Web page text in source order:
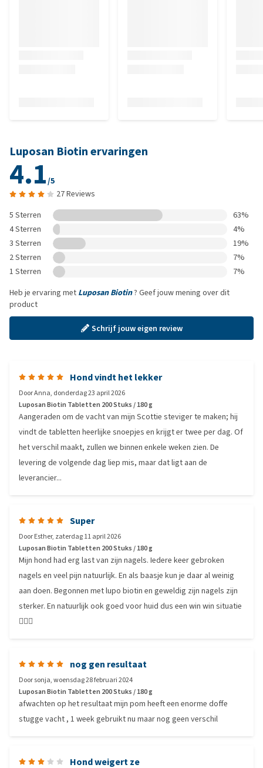
Luposan Biotin ervaringen
4.1/5
27 Reviews
5 Sterren
63%
4 Sterren
4%
3 Sterren
19%
2 Sterren
7%
1 Sterren
7%
Heb je ervaring met Luposan Biotin? Geef jouw mening over dit
product
Schrijf jouw eigen review
Hond vindt het lekker
DoorAnna, donderdag 23 april 2026
Luposan Biotin Tabletten 200 Stuks / 180 g
Aangeraden om de vacht van mijn Scottie steviger te maken; hij
vindt de tabletten heerlijke snoepjes en krijgt er twee per dag. Of
het verschil maakt, zullen we binnen enkele weken zien. De
levering de volgende dag liep mis, maar dat ligt aan de
leverancier...
Super
DoorEsther, zaterdag 11 april 2026
Luposan Biotin Tabletten 200 Stuks / 180 g
Mijn hond had erg last van zijn nagels. Iedere keer gebroken
nagels en veel pijn natuurlijk. En als baasje kun je daar al weinig
aan doen. Begonnen met lupo biotin en geweldig zijn nagels zijn
sterker. En natuurlijk ook goed voor huid dus een win win situatie
👍🏻😃
nog gen resultaat
Doorsonja,woensdag 28 februari 2024
Luposan Biotin Tabletten 200 Stuks / 180 g
afwachten op het resultaat mijn pom heeft een enorme doffe
stugge vacht , 1 week gebruikt nu maar nog geen verschil
Hond weigert ze